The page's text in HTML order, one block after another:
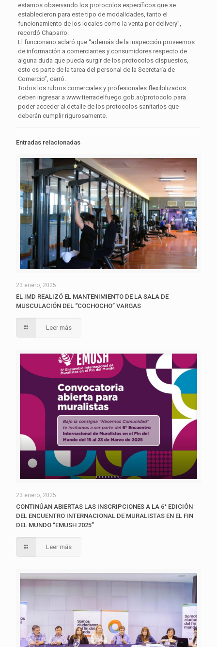
estamos observando los protocolos específicos que se
establecieron para este tipo de modalidades, tanto el
funcionamiento de los locales como la venta por delivery”,
recordó Chaparro.
El funcionario aclaró que “además de la inspección proveemos
de información a comerciantes y consumidores respecto de
alguna duda que pueda surgir de los protocolos dispuestos,
esto es parte de la tarea del personal de la Secretaría de
Comercio”, cerró.
Todos los rubros comerciales y profesionales flexibilizados
deben ingresar a www.tierradelfuego.gob.ar/protocolo para
poder acceder al detalle de los protocolos sanitarios que
deberán cumplir rigurosamente.
Entradas relacionadas
23 enero, 2025
EL IMD REALIZÓ EL MANTENIMIENTO DE LA SALA DE
MUSCULACIÓN DEL “COCHOCHO” VARGAS
Leer más
23 enero, 2025
CONTINÚAN ABIERTAS LAS INSCRIPCIONES A LA 6° EDICIÓN
DEL ENCUENTRO INTERNACIONAL DE MURALISTAS EN EL FIN
DEL MUNDO “EMUSH 2025”
Leer más